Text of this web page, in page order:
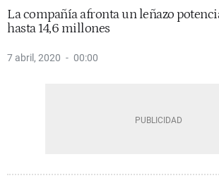
La compañía afronta un leñazo
hasta 14,6 millones
7 abril, 2020 00:00